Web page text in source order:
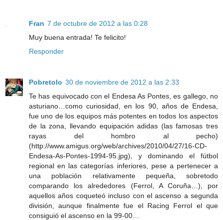
Fran 7 de octubre de 2012 a las 0:28
Muy buena entrada! Te felicito!
Responder
Pobretolo 30 de noviembre de 2012 a las 2:33
Te has equivocado con el Endesa As Pontes, es gallego, no
asturiano…como curiosidad, en los 90, años de Endesa,
fue uno de los equipos más potentes en todos los aspectos
de la zona, llevando equipación adidas (las famosas tres
rayas del hombro al pecho)
(http://www.amigus.org/web/archives/2010/04/27/16-CD-
Endesa-As-Pontes-1994-95.jpg), y dominando el fútbol
regional en las categorías inferiores, pese a pertenecer a
una población relativamente pequeña, sobretodo
comparando los alrededores (Ferrol, A Coruña…), por
aquellos años coqueteó incluso con el ascenso a segunda
división, aunque finalmente fue el Racing Ferrol el que
consiguió el ascenso en la 99-00…